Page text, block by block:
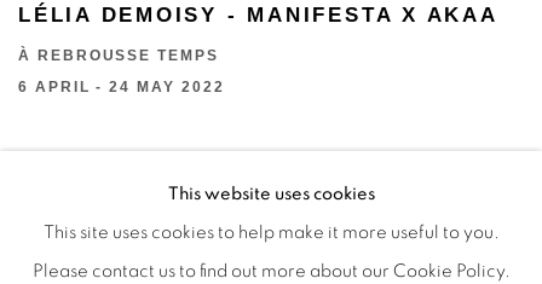
LÉLIA DEMOISY - MANIFESTA X AKAA
À REBROUSSE TEMPS
6 APRIL - 24 MAY 2022
Manage cookies
This website uses cookies
This site uses cookies to help make it more useful to you.
Please contact us to find out more about our Cookie Policy.